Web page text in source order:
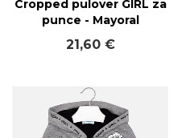
Cropped pulover GIRL za
punce - Mayoral
21,60 €